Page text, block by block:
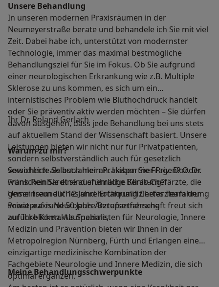
Unsere Behandlung
In unseren modernen Praxisräumen in der
Neumeyerstraße berate und behandele ich Sie mit viel
Zeit. Dabei habe ich, unterstützt von modernster
Technologie, immer das maximal bestmögliche
Behandlungsziel für Sie im Fokus. Ob Sie aufgrund
einer neurologischen Erkrankung wie z.B. Multiple
Sklerose zu uns kommen, es sich um ein
internistisches Problem wie Bluthochdruck handelt
oder Sie präventiv aktiv werden möchten – Sie dürfen
davon ausgehen, dass jede Behandlung bei uns stets
auf aktuellem Stand der Wissenschaft basiert. Unsere
Leistungen bieten wir nicht nur für Privatpatienten,
sondern selbstverständlich auch für gesetzlich
versicherte Selbstzahler an. Haben Sie Fragen? Oder
wünschen Sie eine ausführliche Beratung?
Unser freundliches und hochqualifiziertes Team der
Privatpraxis Neuropuls Ärztepartnerschaft freut sich
auf Ihre Kontaktaufnahme,
Ihr Dr. Roland Gerlach
Warum zu mir?
Sowohl ich als auch mein Praxispartner Priv. Doz. Dr.
Frank Reinhardt sind ehemalige Klinik-Chefärzte, die
gemeinsam auf 12 Jahre Erfahrung Chefarzterfahrung
sowie auf rund 50 Jahre Berufserfahrung
zurückblicken. Als Spezialisten für Neurologie, Innere
Medizin und Prävention bieten wir Ihnen in der
Metropolregion Nürnberg, Fürth und Erlangen eine
einzigartige medizinische Kombination der
Fachgebiete Neurologie und Innere Medizin, die sich
optimal ergänzen.
Meine Behandlungs­schwerpunkte